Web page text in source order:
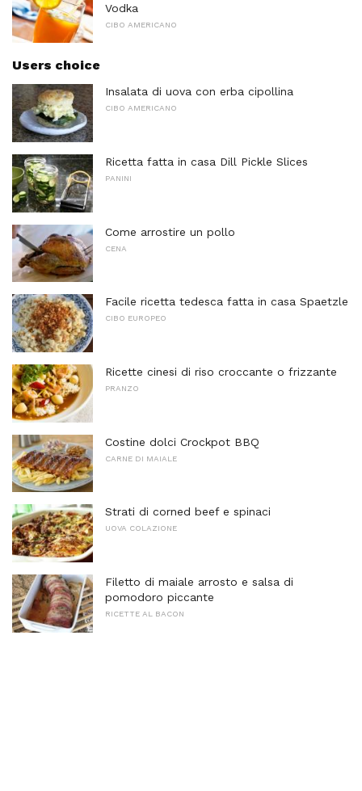
Vodka
CIBO AMERICANO
Users choice
Insalata di uova con erba cipollina
CIBO AMERICANO
Ricetta fatta in casa Dill Pickle Slices
PANINI
Come arrostire un pollo
CENA
Facile ricetta tedesca fatta in casa Spaetzle
CIBO EUROPEO
Ricette cinesi di riso croccante o frizzante
PRANZO
Costine dolci Crockpot BBQ
CARNE DI MAIALE
Strati di corned beef e spinaci
UOVA COLAZIONE
Filetto di maiale arrosto e salsa di
pomodoro piccante
RICETTE AL BACON